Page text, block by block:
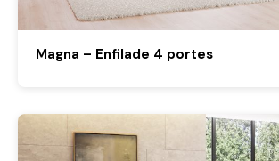
Magna – Enfilade 4 portes